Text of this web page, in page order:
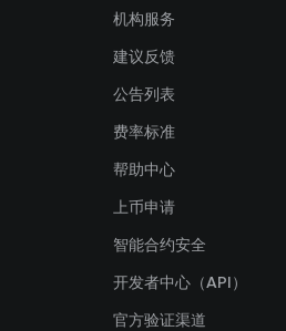
机构服务
建议反馈
公告列表
费率标准
帮助中心
上币申请
智能合约安全
开发者中心（API）
官方验证渠道